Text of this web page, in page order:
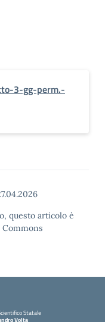
3-gg-perm.-
questo articolo è
Statale
Volta